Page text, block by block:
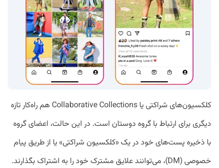
کلکسیون‌های شراکتی یا Collaborative Collections هم راه‌کار تازه
دیگری برای ارتباط با گروه دوستان است. در این حالت، اعضای گروه
با ذخیره پست‌های خود در یک «کلکسیون شراکتی» یا از طریق پیام
خصوصی (DM)،‌ می‌توانند علایق مشترک خود را به اشتراک‌ بگذارند.